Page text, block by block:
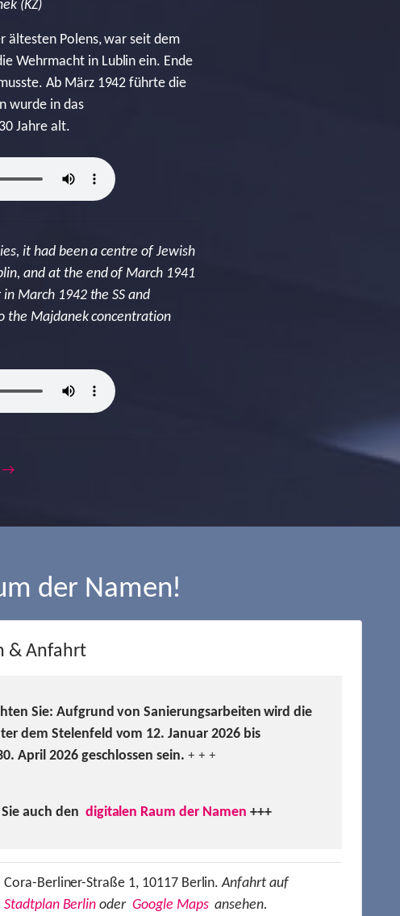
(KZ)
ältesten Polens, war seit dem
Wehrmacht in Lublin ein. Ende
Ab März 1942 führte die
wurde in das
Jahre alt.
it had been a centre of Jewish
and at the end of March 1941
March 1942 the SS and
the Majdanek concentration
→
der Namen!
& Anfahrt
Sie: Aufgrund von Sanierungsarbeiten wird die
dem Stelenfeld vom 12. Januar 2026 bis
April 2026 geschlossen sein. + + +
Sie auch den digitalen Raum der Namen +++
Cora-Berliner-Straße 1, 10117 Berlin.Anfahrt auf
Stadtplan Berlin oder Google Mapsansehen.